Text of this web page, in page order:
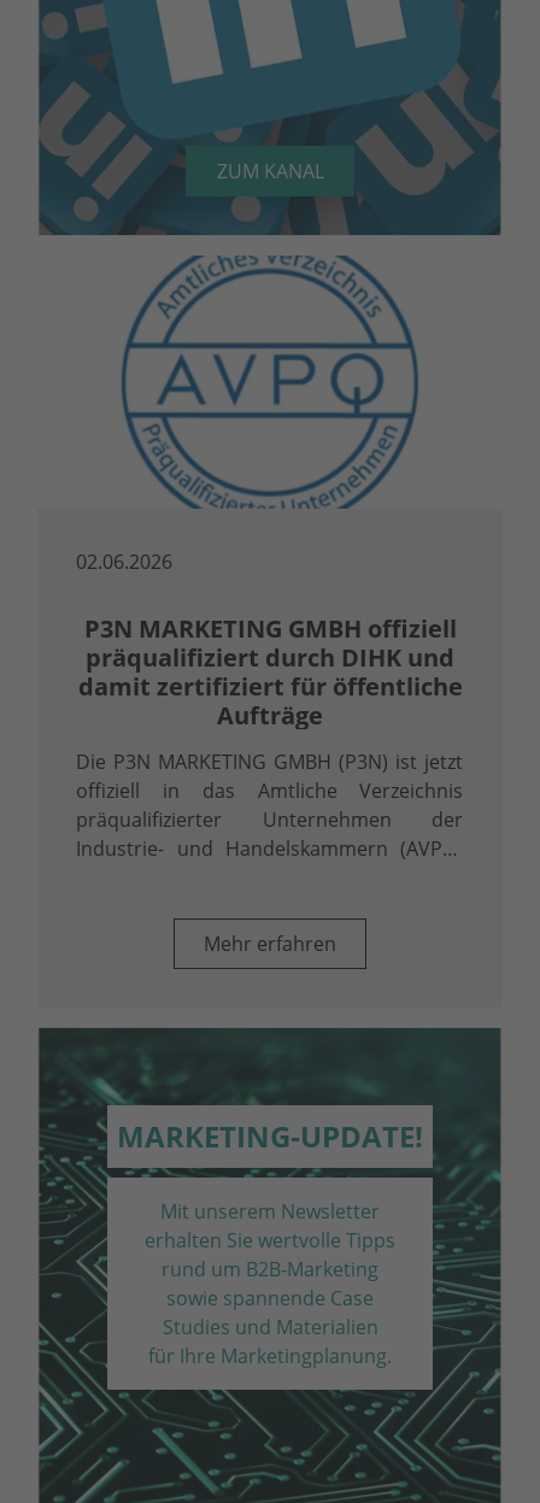
ZUM KANAL
02.06.2026
P3N MARKETING GMBH offiziell
präqualifiziert durch DIHK und
damit zertifiziert für öffentliche
Aufträge
Die P3N MARKETING GMBH (P3N) ist jetzt
offiziell in das Amtliche Verzeichnis
präqualifizierter Unternehmen der
Industrie- und Handelskammern (AVPQ)
als ein Zertifikat – sie ist ein klares …
Mehr erfahren
MARKETING-UPDATE!
Mit unserem Newsletter
erhalten Sie wertvolle Tipps
rund um B2B-Marketing
sowie spannende Case
Studies und Materialien
für Ihre Marketing­planung.